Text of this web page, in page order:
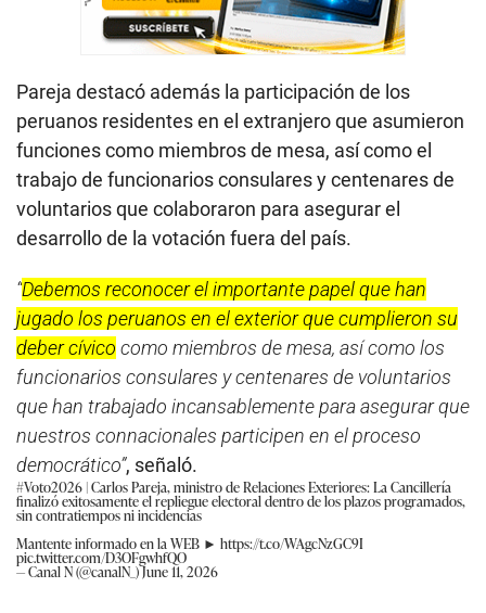
Pareja destacó además la participación de los
peruanos residentes en el extranjero que asumieron
funciones como miembros de mesa, así como el
trabajo de funcionarios consulares y centenares de
voluntarios que colaboraron para asegurar el
desarrollo de la votación fuera del país.
“Debemos reconocer el importante papel que han
jugado los peruanos en el exterior que cumplieron su
deber cívico como miembros de mesa, así como los
funcionarios consulares y centenares de voluntarios
que han trabajado incansablemente para asegurar que
nuestros connacionales participen en el proceso
democrático”, señaló.
#Voto2026 | Carlos Pareja, ministro de Relaciones Exteriores: La Cancillería
finalizó exitosamente el repliegue electoral dentro de los plazos programados,
sin contratiempos ni incidencias
Mantente informado en la WEB ► https://t.co/WAgcNzGC9I
pic.twitter.com/D3OFgwhfQO
— Canal N (@canalN_)June 11, 2026